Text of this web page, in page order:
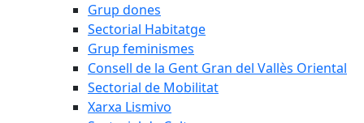
Grup dones
Sectorial Habitatge
Grup feminismes
Consell de la Gent Gran del Vallès Oriental
Sectorial de Mobilitat
Xarxa Lismivo